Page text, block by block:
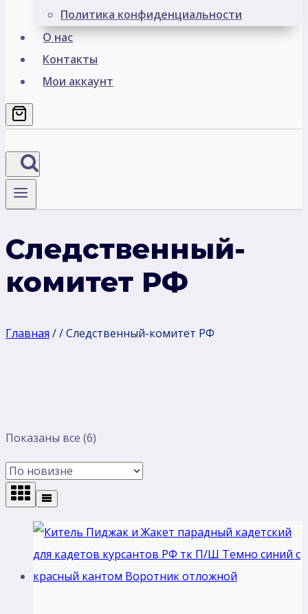
Политика конфиденциальности
О нас
Контакты
Мои аккаунт
Следственный-
комитет РФ
Главная //Следственный-комитет РФ
Показаны все (6)
самые
недавние